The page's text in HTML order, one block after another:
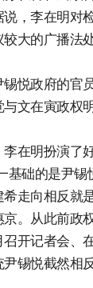
，李在明对
大的广播法
悦政府的官
文在寅政权
在明扮演了
基础的是尹
走向相反就
。从此前政
开记者会、
锡悦截然相